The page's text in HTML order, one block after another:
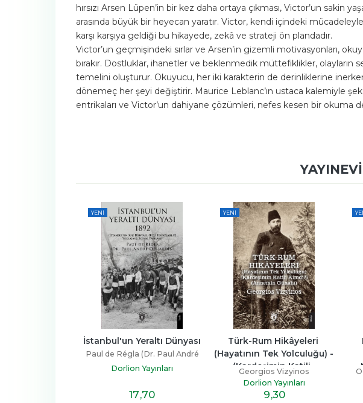
hırsızı Arsen Lüpen’in bir kez daha ortaya çıkması, Victor’un sakin
arasında büyük bir heyecan yaratır. Victor, kendi içindeki
karşı karşıya geldiği bu hikayede, zekâ ve strateji ön plandadır.
Victor’un geçmişindeki sırlar ve Arsen’in gizemli motivasyonları,
bırakır. Dostluklar, ihanetler ve beklenmedik müttefiklikler, olayların
temelini oluşturur. Okuyucu, her iki karakterin de derinliklerine
dönemeç her şeyi değiştirir. Maurice Leblanc’ın ustaca kalemiyle
entrikaları ve Victor’un dahiyane çözümleri, nefes kesen bir okuma
YENI
İstanbul'un Yeraltı Dünyası
Paul de Régla (Dr. Paul André
Desjardins)
Dorlion Yayınları
17,70
YENI
Türk-Rum Hikâyeleri
(Hayatının Tek Yolculuğu) -
(Kardeşimin Katili...
Georgios Vizyinos
Dorlion Yayınları
9,30